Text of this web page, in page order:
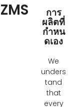
ZMS การ
ผลิตที่
กำหน
ดเอง
We
unders
tand
that
every